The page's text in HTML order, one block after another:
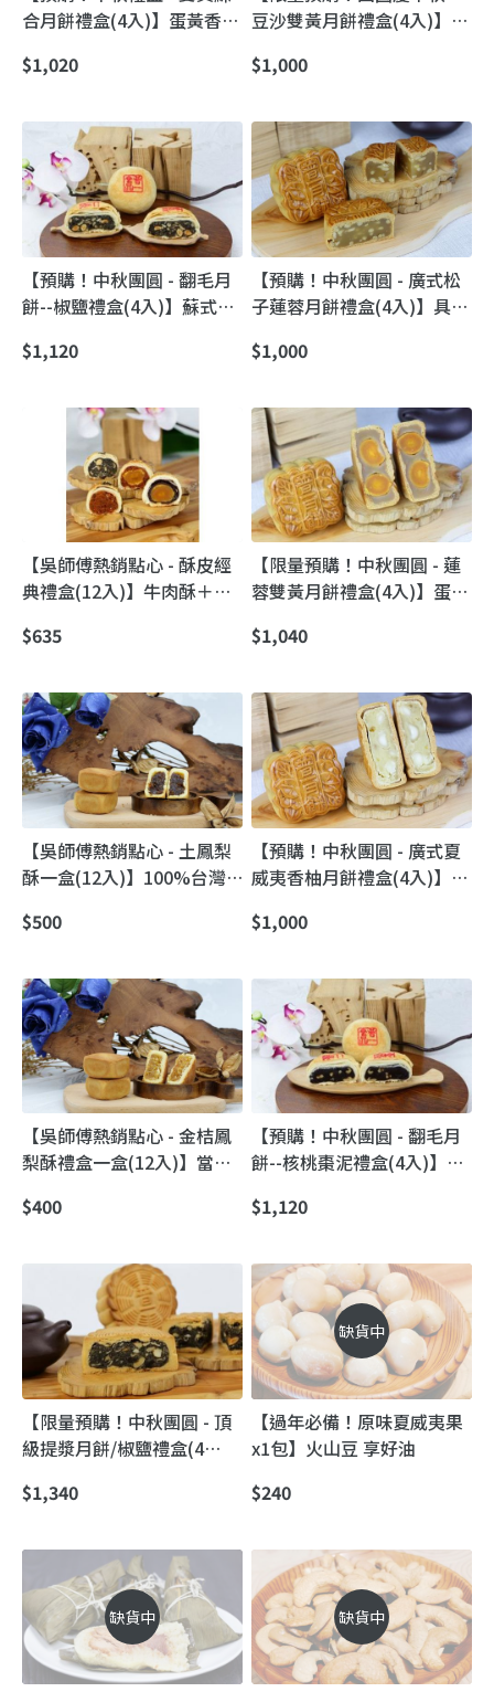
合月餅禮盒(4入)】蛋黃香氣
$1,020
豆沙雙黃月餅禮盒(4入)】蛋
蛋黃酥餅
$1,000
【預購！中秋團圓 - 翻毛月
餅--椒鹽禮盒(4入)】蘇式翻
子裡，一口就上癮
$1,120
【預購！中秋團圓 - 廣式松
子蓮蓉月餅禮盒(4入)】具養
月餅
$1,000
【吳師傅熱銷點心 - 酥皮經
典禮盒(12入)】牛肉酥＋蛋
藝月餅
$635
【限量預購！中秋團圓 - 蓮
蓉雙黃月餅禮盒(4入)】蛋黃
港式月餅
$1,040
【吳師傅熱銷點心 - 土鳳梨
酥一盒(12入)】100%台灣
$500
【預購！中秋團圓 - 廣式夏
威夷香柚月餅禮盒(4入)】獨
肉 港式清香月餅
$1,000
【吳師傅熱銷點心 - 金桔鳳
梨酥禮盒一盒(12入)】當金
舞曲
$400
【預購！中秋團圓 - 翻毛月
餅--核桃棗泥禮盒(4入)】蘇
到骨子裡
$1,120
【限量預購！中秋團圓 - 頂
級提漿月餅/椒鹽禮盒(4
禮最佳選擇
$1,340
缺貨中
【過年必備！原味夏威夷果
x1包】火山豆 享好油
$240
缺貨中 缺貨中